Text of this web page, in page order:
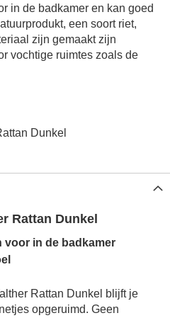
in de badkamer en kan goed
een soort riet,
zijn gemaakt zijn
vochtige ruimtes zoals de
Dunkel
Rattan Dunkel
voor in de badkamer
Rattan Dunkel blijft je
opgeruimd. Geen